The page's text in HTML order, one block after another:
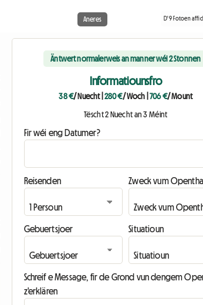
Aneres D'9 Fotoen
Äntwert normalerweis an manner wéi 2 Stonnen
Informatiounsfro
38 €/ Nuecht| 280 €/ Woch |706 €/ Mount
Tëscht 2 Nuecht an 3 Méint
Fir wéi eng Datumer?
Reisenden Zweck vum
Gebuertsjoer Situatioun
Schreif e Message, fir de Grond vun dengem
z'erklären